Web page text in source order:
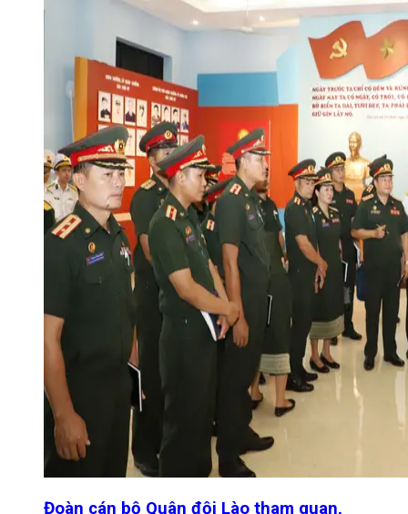
Đoàn cán bộ Quân đội Lào tham quan,